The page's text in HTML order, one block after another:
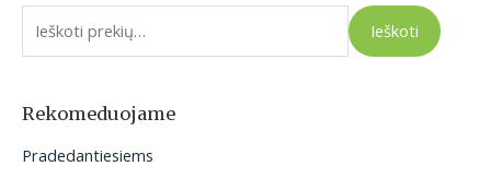
e
o
Ieškoti
Rekomeduojame
Pradedantiesiems